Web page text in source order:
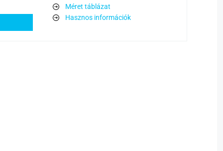
Méret táblázat
Hasznos információk